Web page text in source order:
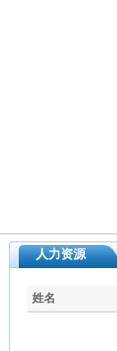
人力资源
姓名